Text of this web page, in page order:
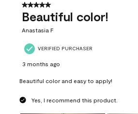
5 out of 5 stars.
Beautiful color!
Anastasia F
VERIFIED PURCHASER
3 months ago
Beautiful color and easy to apply!
Yes, I recommend this product.